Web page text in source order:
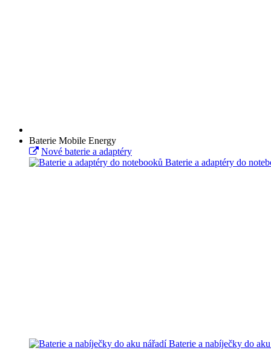
Baterie Mobile Energy
Nové baterie a adaptéry
Baterie a adaptéry do
Baterie a nabíječky do